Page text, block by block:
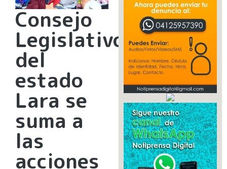
Consejo
Legislativo
del
estado
Lara se
suma a
las
acciones